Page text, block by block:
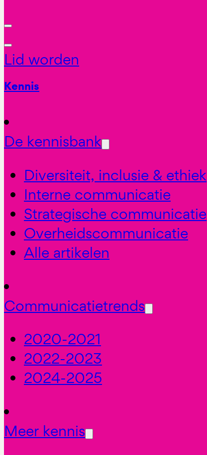
Lid worden
Kennis
De kennisbank
Diversiteit, inclusie & ethiek
Interne communicatie
Strategische communicatie
Overheidscommunicatie
Alle artikelen
Communicatietrends
2020-2021
2022-2023
2024-2025
Meer kennis